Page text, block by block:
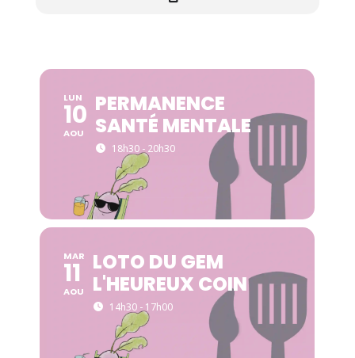
LUN
10
AOU
PERMANENCE
SANTÉ MENTALE
18h30 - 20h30
MAR
11
AOU
LOTO DU GEM
L'HEUREUX COIN
14h30 - 17h00